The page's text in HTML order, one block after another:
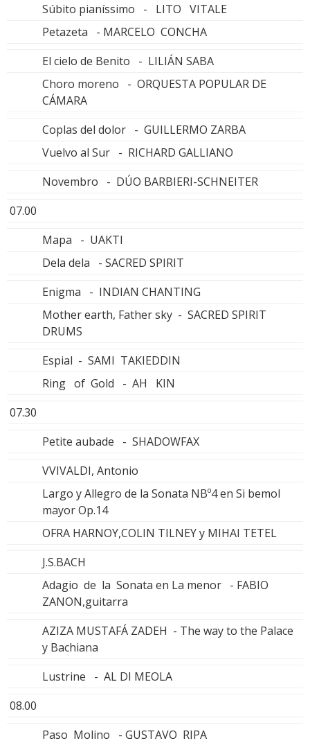
Súbito pianíssimo - LITO VITALE
Petazeta - MARCELO CONCHA
El cielo de Benito - LILIÁN SABA
Choro moreno - ORQUESTA POPULAR DE
CÁMARA
Coplas del dolor - GUILLERMO ZARBA
Vuelvo al Sur - RICHARD GALLIANO
Novembro - DÚO BARBIERI-SCHNEITER
07.00
Mapa - UAKTI
Dela dela - SACRED SPIRIT
Enigma - INDIAN CHANTING
Mother earth, Father sky - SACRED SPIRIT
DRUMS
Espial - SAMI TAKIEDDIN
Ring of Gold - AH KIN
07.30
Petite aubade - SHADOWFAX
VVIVALDI, Antonio
Largo y Allegro de la Sonata NBº4 en Si bemol
mayor Op.14
OFRA HARNOY,COLIN TILNEY y MIHAI TETEL
J.S.BACH
Adagio de la Sonata en La menor - FABIO
ZANON,guitarra
AZIZA MUSTAFÁ ZADEH - The way to the Palace
y Bachiana
Lustrine - AL DI MEOLA
08.00
Paso Molino - GUSTAVO RIPA